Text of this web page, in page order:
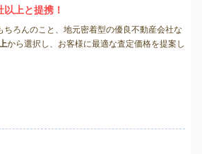
上と提携！
ちろんのこと、地元密着型の優良不動産会社な
から選択し、お客様に最適な査定価格を提案し